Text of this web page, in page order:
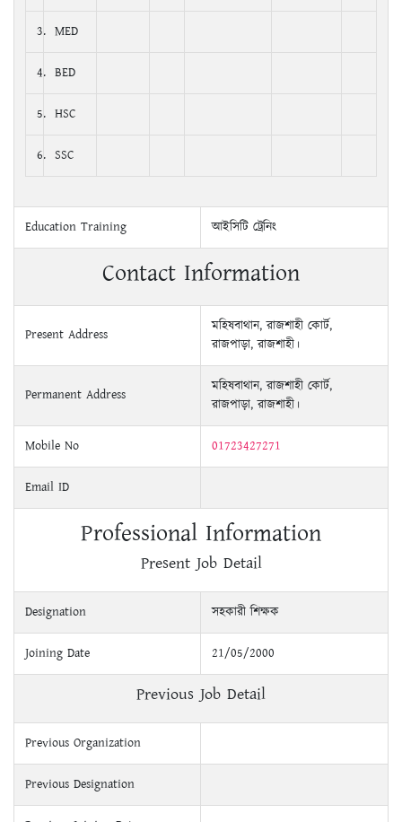
3. MED
4. BED
5. HSC
6. SSC
Education Training আইসিটি ট্রেনিং
Contact Information
Present Address
মহিষবাথান, রাজশাহী কোর্ট,
রাজপাড়া, রাজশাহী।
Permanent Address
মহিষবাথান, রাজশাহী কোর্ট,
রাজপাড়া, রাজশাহী।
Mobile No 01723427271
Email ID
Professional Information
Present Job Detail
Designation সহকারী শিক্ষক
Joining Date 21/05/2000
Previous Job Detail
Previous Organization
Previous Designation